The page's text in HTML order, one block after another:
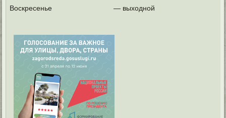
Воскресенье
— выходной